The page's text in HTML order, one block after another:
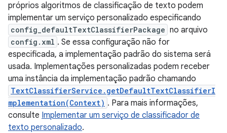
próprios algoritmos de classificação de texto podem
implementar um serviço personalizado especificando
config_defaultTextClassifierPackage no arquivo
config.xml . Se essa configuração não for
especificada, a implementação padrão do sistema será
usada. Implementações personalizadas podem receber
uma instância da implementação padrão chamando
TextClassifierService.getDefaultTextClassifierI
mplementation(Context) . Para mais informações,
consulte Implementar um serviço de classificador de
texto personalizado.